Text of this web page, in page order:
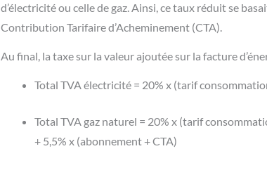
d’électricité ou celle de gaz. Ainsi, ce taux réduit se
Contribution Tarifaire d’Acheminement (CTA).
Au final, la taxe sur la valeur ajoutée sur la facture
Total TVA électricité = 20% x (tarif
Total TVA gaz naturel = 20% x (tarif
+ 5,5% x (abonnement + CTA)